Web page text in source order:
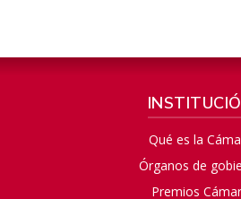
Qué es la
Órganos de
Premios